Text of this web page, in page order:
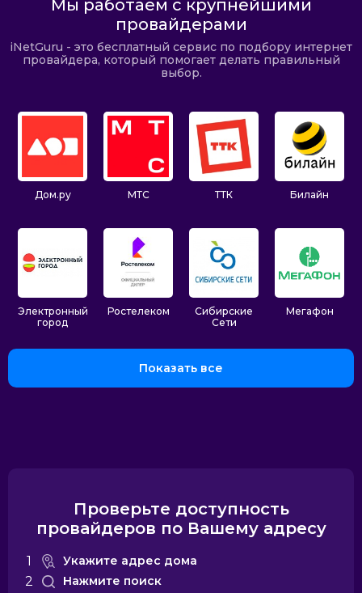
Мы работаем с крупнейшими
провайдерами
iNetGuru - это бесплатный сервис по подбору интернет
провайдера, который помогает делать правильный
выбор.
Дом.ру МТС ТТК Билайн
Электронный
город
Ростелеком
Сибирские
Сети
Мегафон
Бизнес
Показать все
Проверьте доступность
провайдеров по Вашему адресу
1 Укажите адрес дома
2 Нажмите поиск